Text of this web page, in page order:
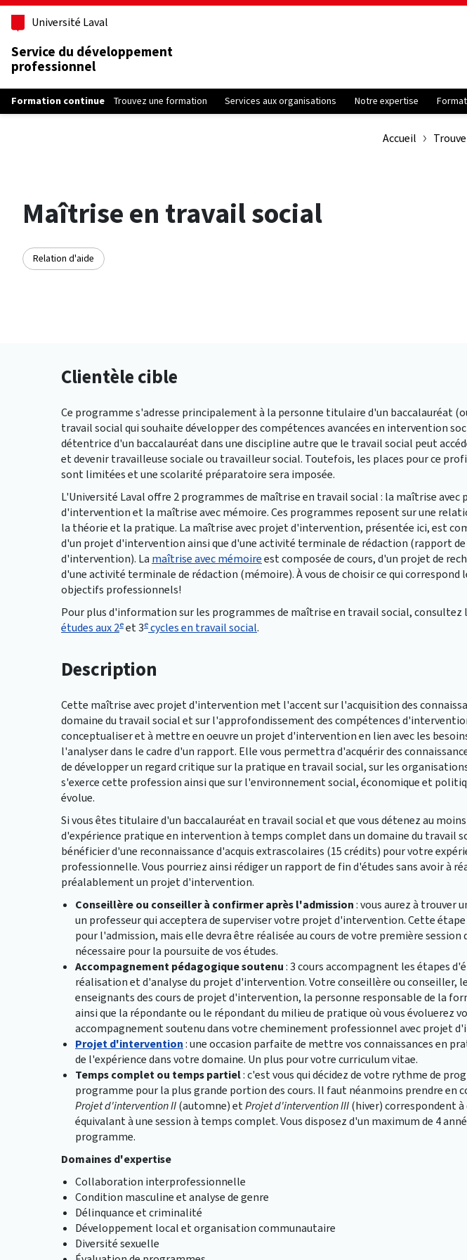
Aller au contenu principal
Université Laval
Service du développement
professionnel
Formation continue Trouvez une formation Services aux organisations Notre expertise
Accueil
Maîtrise en travail social
Relation d'aide
Clientèle cible
Ce programme s'adresse principalement à la personne titulaire d'un baccalauréat
travail social qui souhaite développer des compétences avancées en intervention
détentrice d'un baccalauréat dans une discipline autre que le travail social peut
et devenir travailleuse sociale ou travailleur social. Toutefois, les places pour ce
sont limitées et une scolarité préparatoire sera imposée.
L'Université Laval offre 2 programmes de maîtrise en travail social : la maîtrise avec
d'intervention et la maîtrise avec mémoire. Ces programmes reposent sur une
la théorie et la pratique. La maîtrise avec projet d'intervention, présentée ici, est
d'un projet d'intervention ainsi que d'une activité terminale de rédaction (rapport
d'intervention). La maîtrise avec mémoireest composée de cours, d'un projet de
d'une activité terminale de rédaction (mémoire). À vous de choisir ce qui correspond
objectifs professionnels!
Pour plus d'information sur les programmes de maîtrise en travail social, consultez
études aux 2eet 3ecycles en travail social.
Description
Cette maîtrise avec projet d'intervention met l'accent sur l'acquisition des
domaine du travail social et sur l'approfondissement des compétences
conceptualiser et à mettre en oeuvre un projet d'intervention en lien avec les
l'analyser dans le cadre d'un rapport. Elle vous permettra d'acquérir des
de développer un regard critique sur la pratique en travail social, sur les
s'exerce cette profession ainsi que sur l'environnement social, économique et
évolue.
Si vous êtes titulaire d'un baccalauréat en travail social et que vous détenez au moins
d'expérience pratique en intervention à temps complet dans un domaine du travail
bénéficier d'une reconnaissance d'acquis extrascolaires (15 crédits) pour votre
professionnelle. Vous pourriez ainsi rédiger un rapport de fin d'études sans avoir à
préalablement un projet d'intervention.
Conseillère ou conseiller à confirmer après l'admission: vous aurez à trouver
un professeur qui acceptera de superviser votre projet d'intervention. Cette
pour l'admission, mais elle devra être réalisée au cours de votre première
nécessaire pour la poursuite de vos études.
Accompagnement pédagogique soutenu: 3 cours accompagnent les étapes
réalisation et d'analyse du projet d'intervention. Votre conseillère ou conseiller,
enseignants des cours de projet d'intervention, la personne responsable de la
ainsi que la répondante ou le répondant du milieu de pratique où vous évoluerez
accompagnement soutenu dans votre cheminement professionnel avec projet
Projet d'intervention: une occasion parfaite de mettre vos connaissances en
de l'expérience dans votre domaine. Un plus pour votre curriculum vitae.
Temps complet ou temps partiel: c'est vous qui décidez de votre rythme de
programme pour la plus grande portion des cours. Il faut néanmoins prendre en
Projet d'intervention II(automne) etProjet d'intervention III(hiver) correspondent à
équivalant à une session à temps complet. Vous disposez d'un maximum de 4
programme.
Domaines d'expertise
Collaboration interprofessionnelle
Condition masculine et analyse de genre
Délinquance et criminalité
Développement local et organisation communautaire
Diversité sexuelle